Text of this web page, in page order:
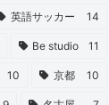
英語サッカー 14
Be studio 11
10 京都 10